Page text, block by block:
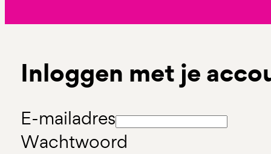
Inloggen met je
E-mailadres
Wachtwoord